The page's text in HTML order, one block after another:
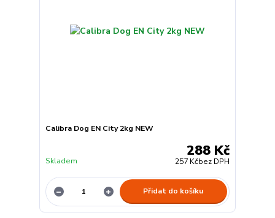
Calibra Dog EN City 2kg NEW
288 Kč
257 Kčbez DPH
Skladem
Přidat do košíku